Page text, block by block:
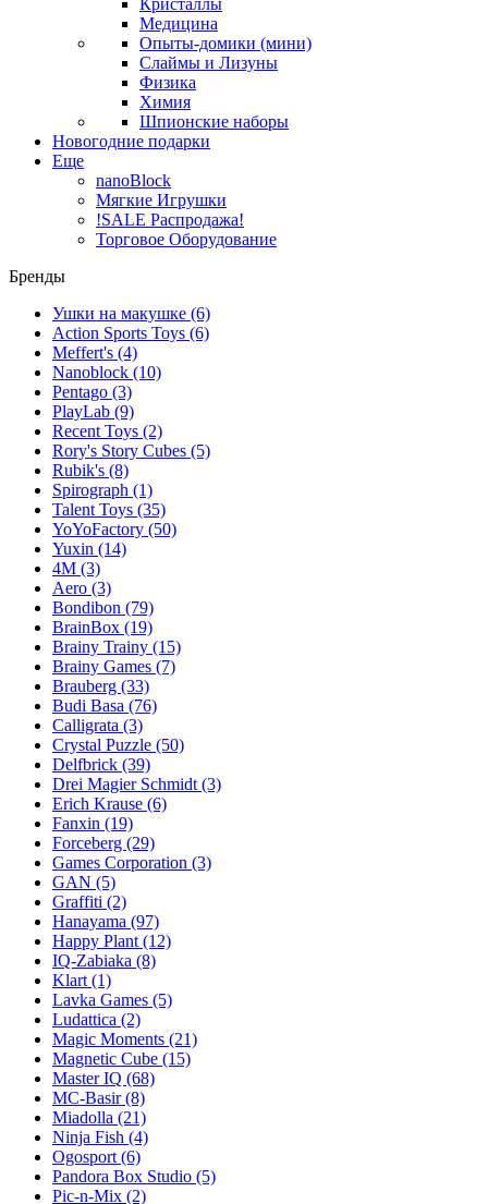
Кристаллы
Медицина
Опыты-домики (мини)
Слаймы и Лизуны
Физика
Химия
Шпионские наборы
Новогодние подарки
Еще
nanoBlock
Мягкие Игрушки
!SALE Распродажа!
Торговое Оборудование
Бренды
Ушки на макушке (6)
Action Sports Toys (6)
Meffert's (4)
Nanoblock (10)
Pentago (3)
PlayLab (9)
Recent Toys (2)
Rory's Story Cubes (5)
Rubik's (8)
Spirograph (1)
Talent Toys (35)
YoYoFactory (50)
Yuxin (14)
4M (3)
Aero (3)
Bondibon (79)
BrainBox (19)
Brainy Trainy (15)
Brainy Games (7)
Brauberg (33)
Budi Basa (76)
Calligrata (3)
Crystal Puzzle (50)
Delfbrick (39)
Drei Magier Schmidt (3)
Erich Krause (6)
Fanxin (19)
Forceberg (29)
Games Corporation (3)
GAN (5)
Graffiti (2)
Hanayama (97)
Happy Plant (12)
IQ-Zabiaka (8)
Klart (1)
Lavka Games (5)
Ludattica (2)
Magic Moments (21)
Magnetic Cube (15)
Master IQ (68)
MC-Basir(8)
Miadolla (21)
Ninja Fish (4)
Ogosport (6)
Pandora Box Studio (5)
Pic-n-Mix (2)